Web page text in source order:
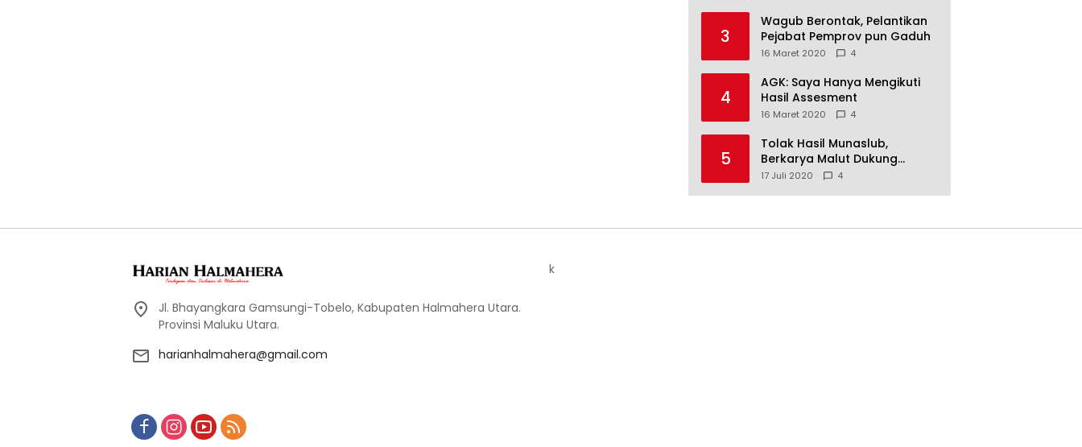
3
Wagub Berontak, Pelantikan
Pejabat Pemprov pun Gaduh
16 Maret 2020 4
4
AGK: Saya Hanya Mengikuti
Hasil Assesment
16 Maret 2020 4
5
Tolak Hasil Munaslub,
Berkarya Malut Dukung
Tommy Soeharto
17 Juli 2020 4
Jl. Bhayangkara Gamsungi-Tobelo, Kabupaten Halmahera Utara.
Provinsi Maluku Utara.
harianhalmahera@gmail.com
k